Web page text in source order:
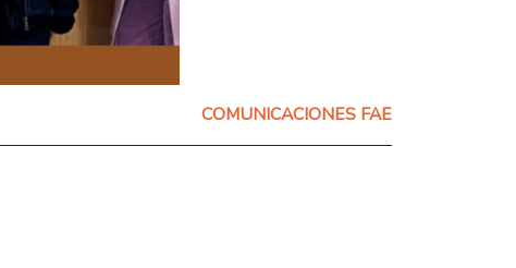
COMUNICACIONES FAE